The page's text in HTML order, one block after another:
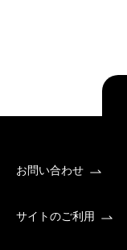
お問い合わせ
サイトのご利用